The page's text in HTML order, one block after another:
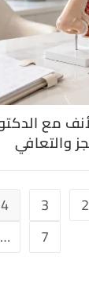
مع
والتعافي
2
3
4
7
…